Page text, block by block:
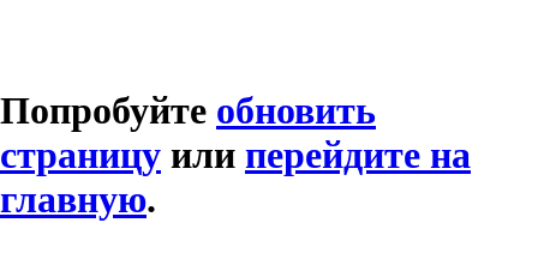
Попробуйте обновить
страницу или перейдите на
главную.